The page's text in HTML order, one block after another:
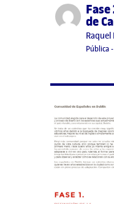
Publicado por
de
Pública-